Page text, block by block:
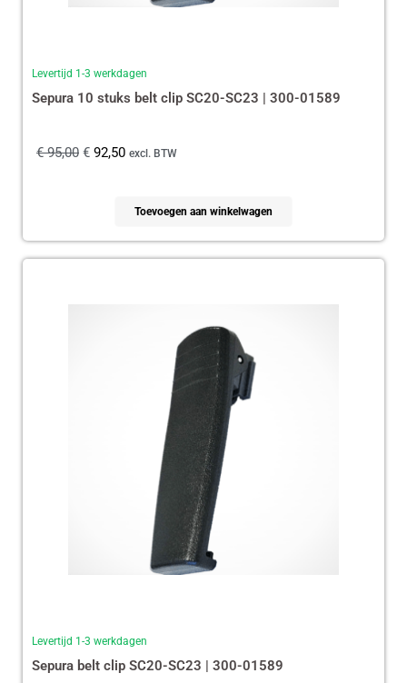
Levertijd 1-3 werkdagen
Sepura 10 stuks belt clip SC20-SC23 | 300-01589
€95,00 € 92,50 excl. BTW
Toevoegen aan winkelwagen
Levertijd 1-3 werkdagen
Sepura belt clip SC20-SC23 | 300-01589